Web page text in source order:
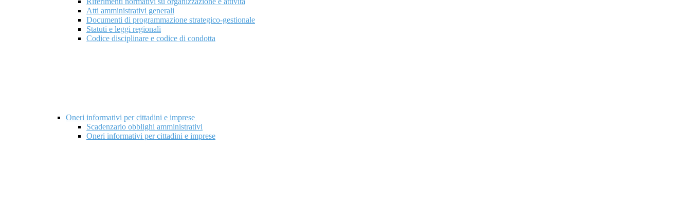
Atti amministrativi generali
Documenti di programmazione strategico-gestionale
Statuti e leggi regionali
Codice disciplinare e codice di condotta
Oneri informativi per cittadini e imprese
Scadenzario obblighi amministrativi
Oneri informativi per cittadini e imprese